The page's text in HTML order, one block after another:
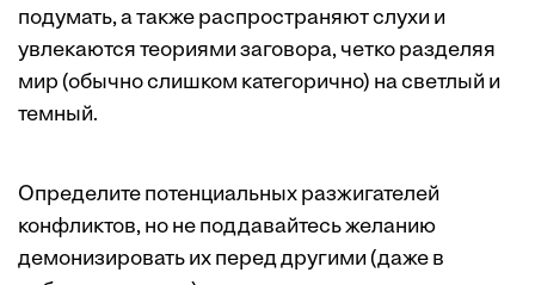
подумать, а также распространяют слухи и
увлекаются теориями заговора, четко разделяя
мир (обычно слишком категорично) на светлый и
темный.
Определите потенциальных разжигателей
конфликтов, но не поддавайтесь желанию
демонизировать их перед другими (даже в